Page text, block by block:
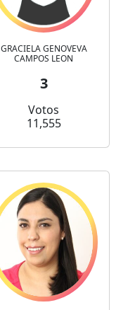
GRACIELA GENOVEVA
CAMPOS LEON
3
Votos
11,555